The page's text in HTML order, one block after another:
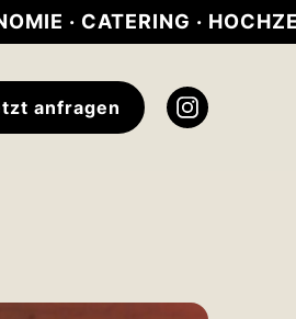
· HOCHZEITEN ·
anfragen